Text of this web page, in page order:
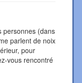
personnes (dans
parlent de noix
pour
vous rencontré